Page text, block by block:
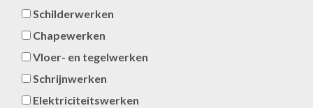
Schilderwerken
Chapewerken
Vloer- en tegelwerken
Schrijnwerken
Elektriciteitswerken